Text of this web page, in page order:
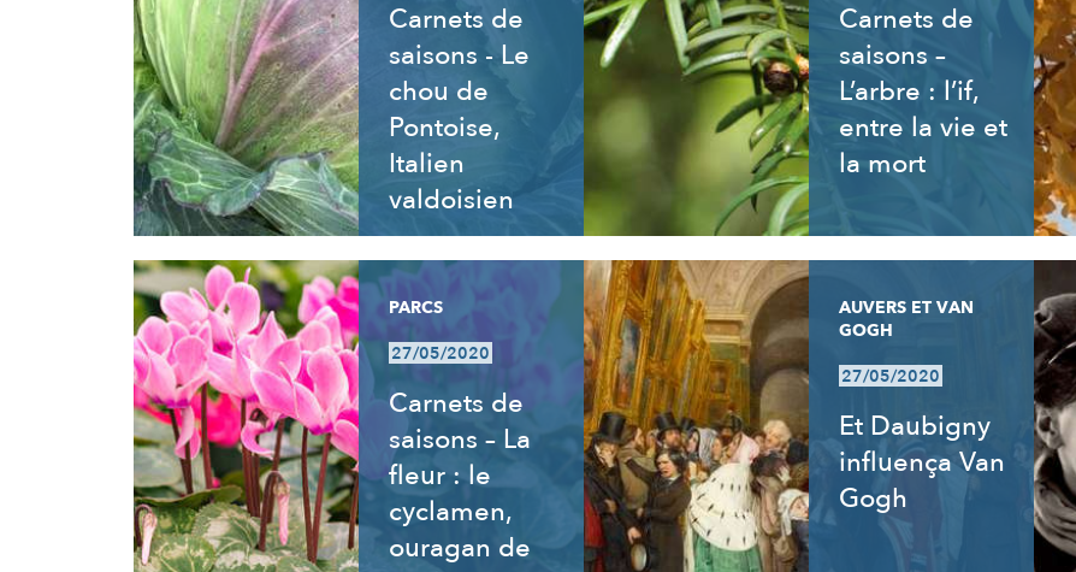
Carnets de
saisons - Le
chou de
Pontoise,
Italien
valdoisien
Carnets de
saisons –
L’arbre : l’if,
entre la vie et
la mort
PARCS
27/05/2020
Carnets de
saisons – La
fleur : le
cyclamen,
ouragan de
AUVERS ET VAN
GOGH
27/05/2020
Et Daubigny
influença Van
Gogh